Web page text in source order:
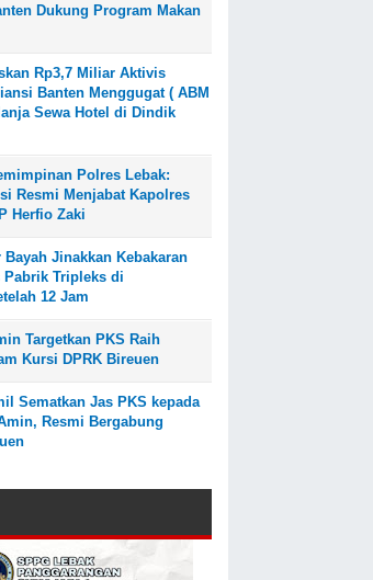
Dukung Program Makan
Rp3,7 Miliar ‎Aktivis
Banten Menggugat ( ABM
Sewa Hotel di Dindik
Polres Lebak:
Resmi Menjabat Kapolres
Herfio Zaki
Bayah Jinakkan Kebakaran
Pabrik Tripleks di
12 Jam
Targetkan PKS Raih
Kursi DPRK Bireuen
Sematkan Jas PKS kepada
Resmi Bergabung